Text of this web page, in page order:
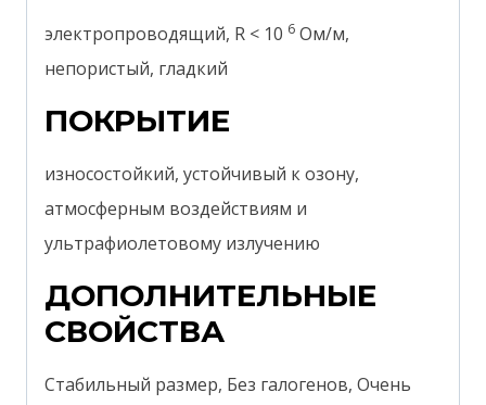
электропроводящий, R < 10 6 Ом/м,
непористый, гладкий
ПОКРЫТИЕ
износостойкий, устойчивый к озону,
атмосферным воздействиям и
ультрафиолетовому излучению
ДОПОЛНИТЕЛЬНЫЕ
СВОЙСТВА
Стабильный размер, Без галогенов, Очень